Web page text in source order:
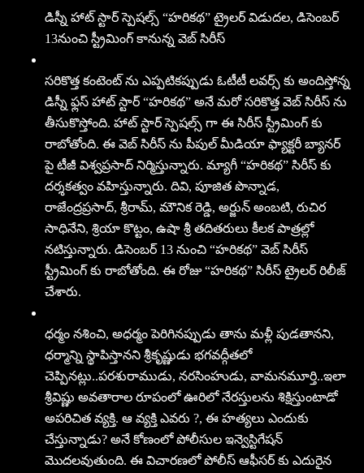
డిస్నీ హాట్ స్టార్ స్పెషల్స్ “హరికథ” ట్రైలర్ విడుదల, డిసెంబర్
13నుంచి స్ట్రీమింగ్ కానున్న వెబ్ సిరీస్
సరికొత్త కంటెంట్ ను ఎప్పటికప్పుడు ఓటీటీ లవర్స్ కు అందిస్తోన్న
డిస్నీ ఫ్లస్ హాట్ స్టార్ “హరికథ” అనే మరో సరికొత్త వెబ్ సిరీస్ ను
తీసుకొస్తోంది. హాట్ స్టార్ స్పెషల్స్ గా ఈ సిరీస్ స్ట్రీమింగ్ కు
రాబోతోంది. ఈ వెబ్ సిరీస్ ను పీపుల్ మీడియా ఫ్యాక్టరీ బ్యానర్
పై టీజీ విశ్వప్రసాద్ నిర్మిస్తున్నారు. మ్యాగీ “హరికథ” సిరీస్ కు
దర్శకత్వం వహిస్తున్నారు. దివి, పూజిత పొన్నాడ,
రాజేంద్రప్రసాద్, శ్రీరామ్, మౌనిక రెడ్డి, అర్జున్ అంబటి, రుచిర
సాధినేని, శ్రియా కొట్టం, ఉషా శ్రీ తదితరులు కీలక పాత్రల్లో
నటిస్తున్నారు. డిసెంబర్ 13 నుంచి “హరికథ” వెబ్ సిరీస్
స్ట్రీమింగ్ కు రాబోతోంది. ఈ రోజు “హరికథ” సిరీస్ ట్రైలర్ రిలీజ్
చేశారు.
ధర్మం నశించి, అధర్మం పెరిగినప్పుడు తాను మళ్లీ పుడతానని,
ధర్మాన్ని స్థాపిస్తానని శ్రీకృష్ణుడు భగవద్గీతలో
చెప్పినట్లు..పరశురాముడు, నరసింహుడు, వామనమూర్తి..ఇలా
శ్రీవిష్ణు అవతారాల రూపంలో ఊరిలో నేరస్తులను శిక్షిస్తుంటాడో
అపరిచిత వ్యక్తి. ఆ వ్యక్తి ఎవరు ?, ఈ హత్యలు ఎందుకు
చేస్తున్నాడు? అనే కోణంలో పోలీసుల ఇన్వెస్టిగేషన్
మొదలవుతుంది. ఈ విచారణలో పోలీస్ ఆఫీసర్ కు ఎదురైన